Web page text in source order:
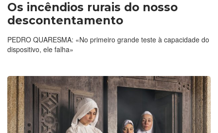
Os incêndios rurais do nosso
descontentamento
PEDRO QUARESMA: «No primeiro grande teste à capacidade do
dispositivo, ele falha»